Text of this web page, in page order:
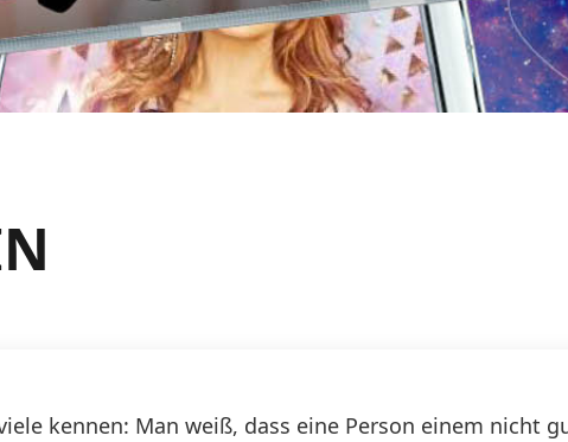
kennen: Man weiß, dass eine Person einem nicht